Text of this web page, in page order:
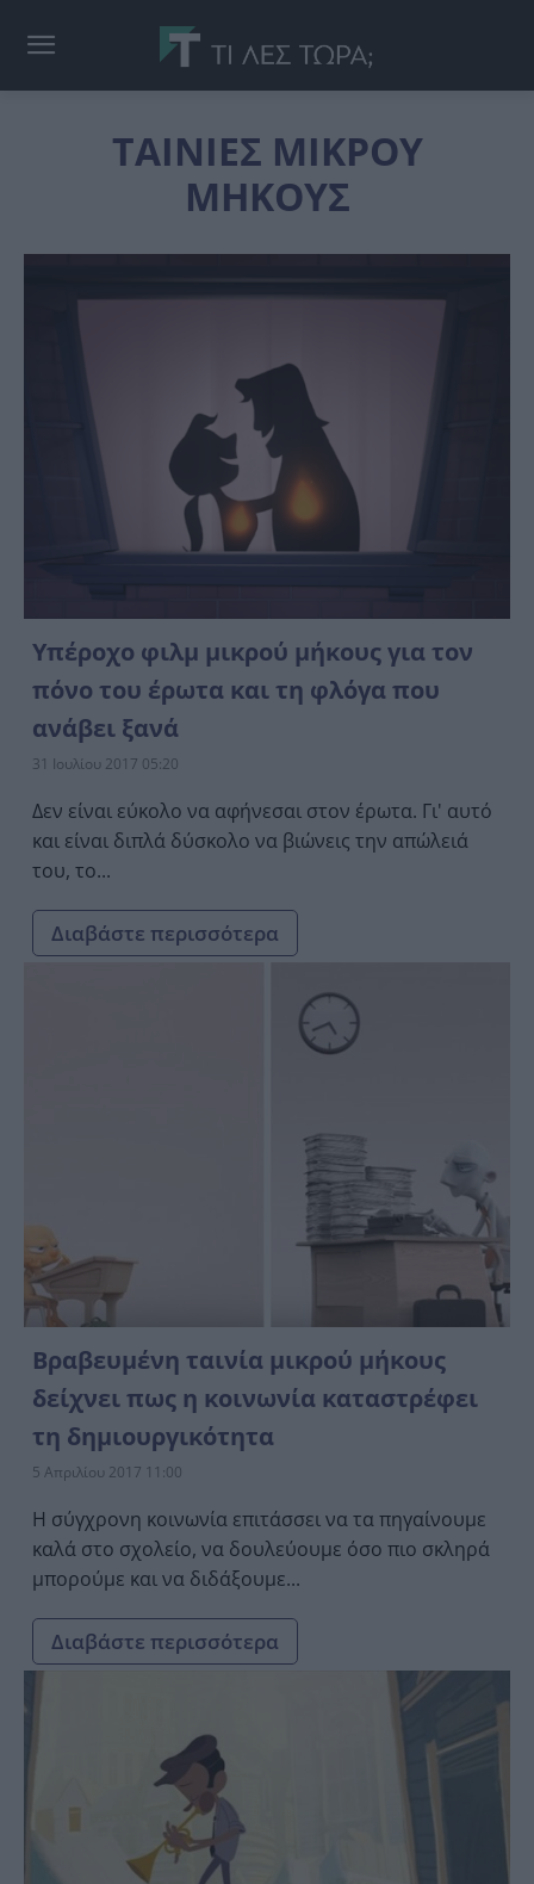
ΤΑΙΝΙΕΣ ΜΙΚΡΟΥ
ΜΗΚΟΥΣ
Υπέροχο φιλμ μικρού μήκους για τον
πόνο του έρωτα και τη φλόγα που
ανάβει ξανά
31 Ιουλίου 2017 05:20
Δεν είναι εύκολο να αφήνεσαι στον έρωτα. Γι' αυτό
και είναι διπλά δύσκολο να βιώνεις την απώλειά
του, το...
Διαβάστε περισσότερα
Βραβευμένη ταινία μικρού μήκους
δείχνει πως η κοινωνία καταστρέφει
τη δημιουργικότητα
5 Απριλίου 2017 11:00
Η σύγχρονη κοινωνία επιτάσσει να τα πηγαίνουμε
καλά στο σχολείο, να δουλεύουμε όσο πιο σκληρά
μπορούμε και να διδάξουμε...
Διαβάστε περισσότερα